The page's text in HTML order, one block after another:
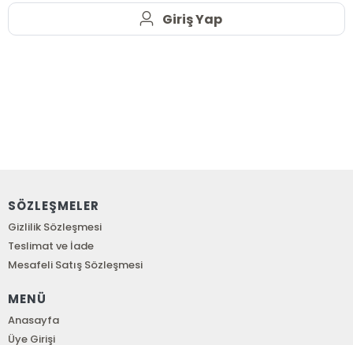
Giriş Yap
SÖZLEŞMELER
Gizlilik Sözleşmesi
Teslimat ve İade
Mesafeli Satış Sözleşmesi
MENÜ
Anasayfa
Üye Girişi